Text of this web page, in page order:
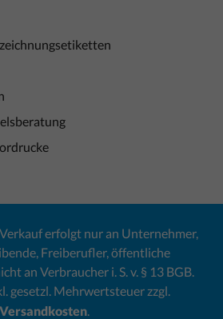
erfolgt nur an Unternehmer,
Freiberufler, öffentliche
an Verbraucher i. S. v. § 13 BGB.
gesetzl. Mehrwertsteuer zzgl.
Versandkosten.